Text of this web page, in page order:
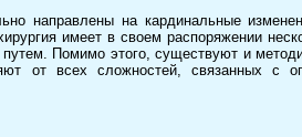
направлены на кардинальные
имеет в своем распоряжении
Помимо этого, существуют и
от всех сложностей, связанных с